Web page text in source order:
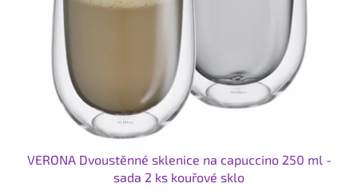
VERONA Dvoustěnné sklenice na capuccino 250 ml -
sada 2 ks kouřové sklo